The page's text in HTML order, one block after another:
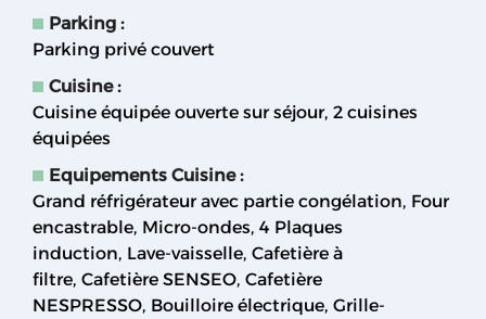
Parking :
Parking privé couvert
Cuisine:
Cuisine équipée ouverte sur séjour 2 cuisines
équipées
Equipements Cuisine:
Grand réfrigérateur avec partie congélation Four
encastrable Micro-ondes 4 Plaques
induction Lave-vaisselle Cafetière à
filtre Cafetière SENSEO Cafetière
NESPRESSO Bouilloire électrique Grille-